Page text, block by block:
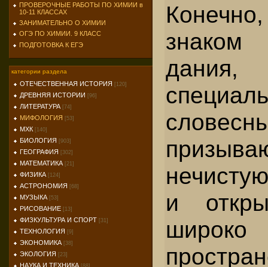
ПРОВЕРОЧНЫЕ РАБОТЫ ПО ХИМИИ в
10-11 КЛАССАХ
ЗАНИМАТЕЛЬНО О ХИМИИ
ОГЭ ПО ХИМИИ. 9 КЛАСС
ПОДГОТОВКА К ЕГЭ
категории раздела
ОТЕЧЕСТВЕННАЯ ИСТОРИЯ [120]
ДРЕВНЯЯ ИСТОРИИ [96]
ЛИТЕРАТУРА [74]
МИФОЛОГИЯ [53]
МХК [140]
БИОЛОГИЯ [903]
ГЕОГРАФИЯ [302]
МАТЕМАТИКА [21]
ФИЗИКА [124]
АСТРОНОМИЯ [68]
МУЗЫКА [53]
РИСОВАНИЕ [13]
ФИЗКУЛЬТУРА И СПОРТ [31]
ТЕХНОЛОГИЯ [9]
ЭКОНОМИКА [38]
ЭКОЛОГИЯ [23]
НАУКА И ТЕХНИКА [88]
и